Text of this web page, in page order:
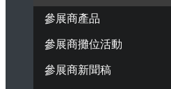
參展商產品
參展商攤位活動
參展商新聞稿